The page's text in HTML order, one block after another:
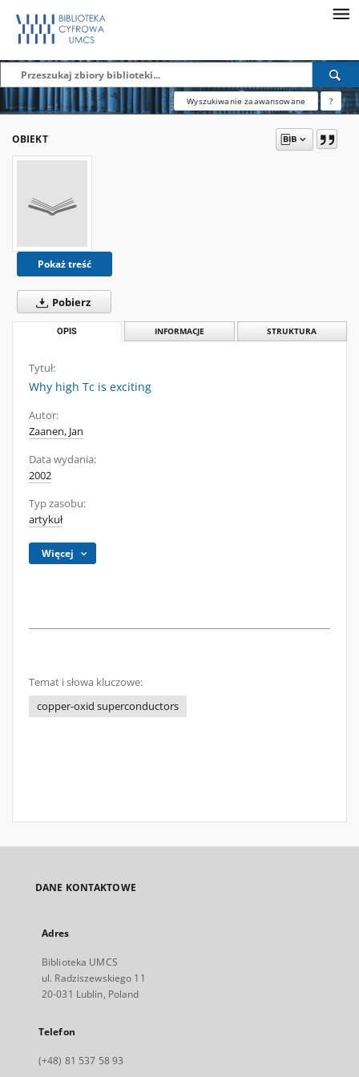
Wyszukiwanie zaawansowane ?
OBIEKT
Pokaż treść
Pobierz
OPIS INFORMACJE STRUKTURA
Tytuł:
Why high Tc is exciting
Autor:
Zaanen, Jan
Data wydania:
2002
Typ zasobu:
artykuł
Więcej
Temat i słowa kluczowe:
copper-oxid superconductors
DANE KONTAKTOWE
Adres
Biblioteka UMCS
ul. Radziszewskiego 11
20-031 Lublin, Poland
Telefon
(+48) 81 537 58 93